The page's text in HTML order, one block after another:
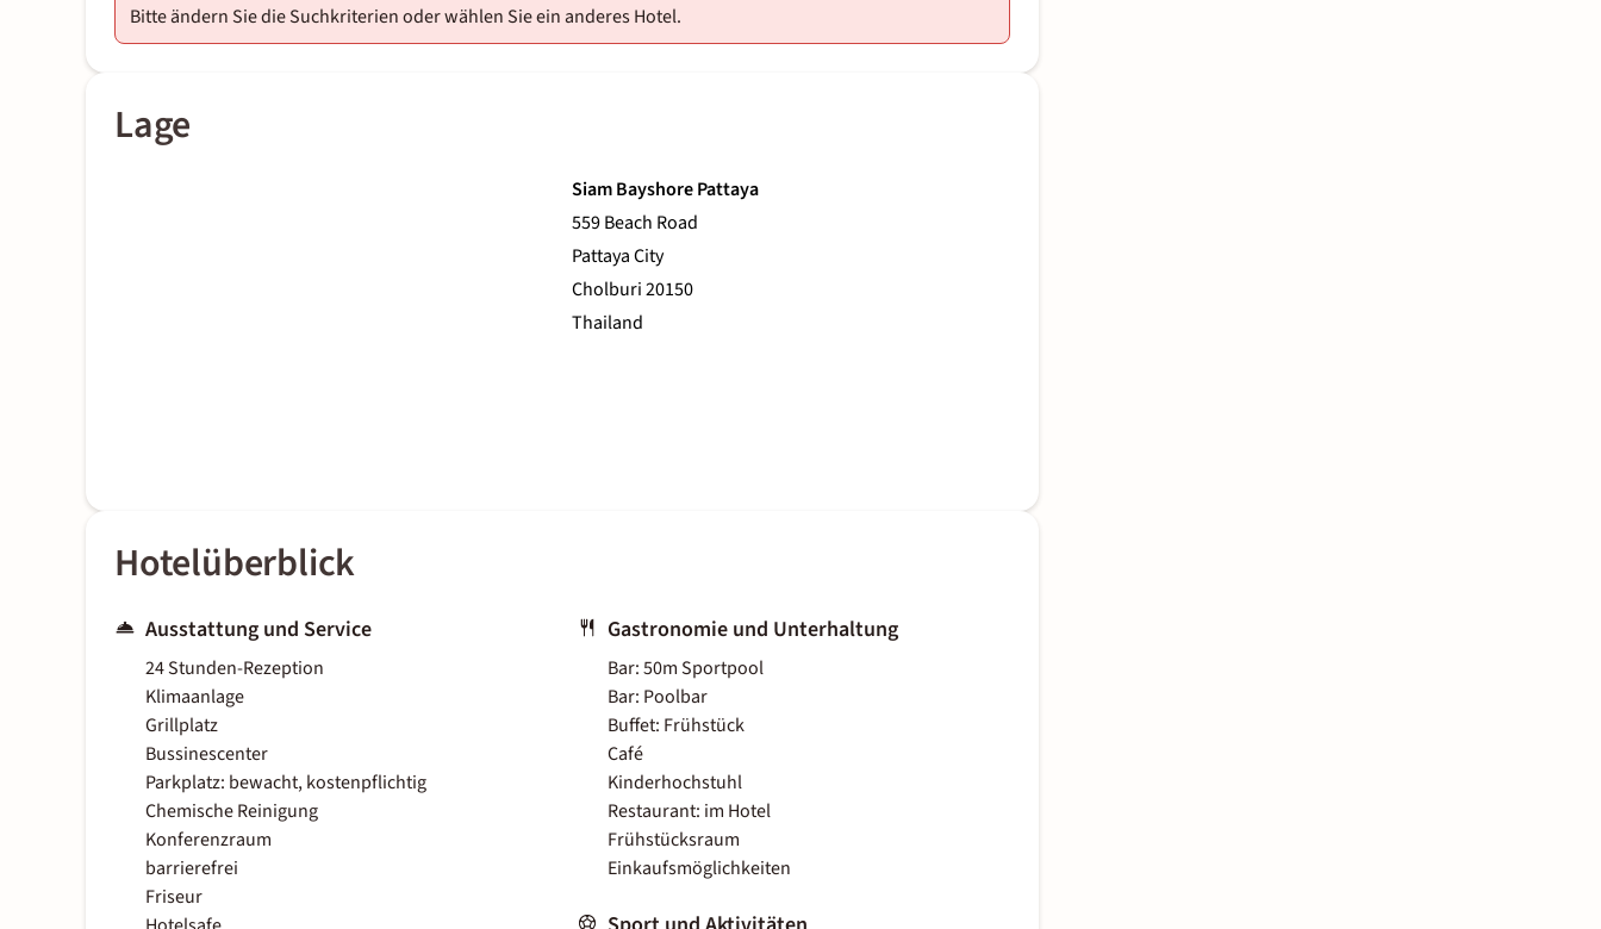
Bitte ändern Sie die Suchkriterien oder wählen Sie ein anderes Hotel.
Lage
Siam Bayshore Pattaya
559 Beach Road
Pattaya City
Cholburi 20150
Thailand
Hotelüberblick
Ausstattung und Service
24 Stunden-Rezeption
Klimaanlage
Grillplatz
Bussinescenter
Parkplatz: bewacht, kostenpflichtig
Chemische Reinigung
Konferenzraum
barrierefrei
Friseur
Gastronomie und Unterhaltung
Bar: 50m Sportpool
Bar: Poolbar
Buffet: Frühstück
Café
Kinderhochstuhl
Restaurant: im Hotel
Frühstücksraum
Einkaufsmöglichkeiten